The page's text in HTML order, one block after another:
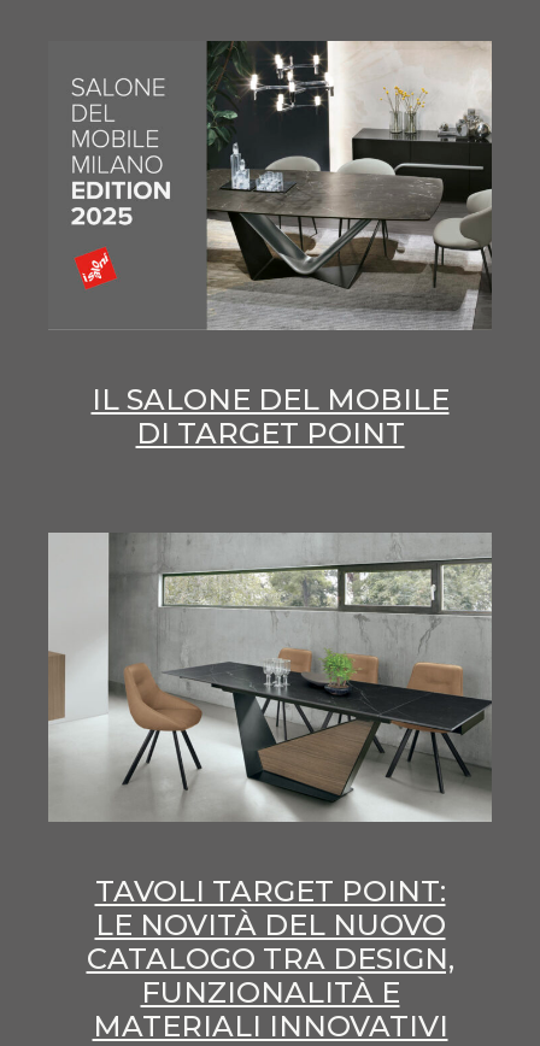
IL SALONE DEL MOBILE
DI TARGET POINT
TAVOLI TARGET POINT:
LE NOVITÀ DEL NUOVO
CATALOGO TRA DESIGN,
FUNZIONALITÀ E
MATERIALI INNOVATIVI